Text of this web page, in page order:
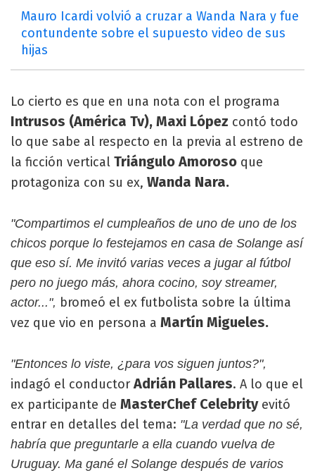
Mauro Icardi volvió a cruzar a Wanda Nara y fue
contundente sobre el supuesto video de sus
hijas
Lo cierto es que en una nota con el programa
Intrusos (América Tv), Maxi López contó todo
lo que sabe al respecto en la previa al estreno de
la ficción vertical Triángulo Amoroso que
protagoniza con su ex, Wanda Nara.
"Compartimos el cumpleaños de uno de uno de los
chicos porque lo festejamos en casa de Solange así
que eso sí. Me invitó varias veces a jugar al fútbol
pero no juego más, ahora cocino, soy streamer,
actor...", bromeó el ex futbolista sobre la última
vez que vio en persona a Martín Migueles.
"Entonces lo viste, ¿para vos siguen juntos?",
indagó el conductorAdrián Pallares. A lo que el
ex participante de MasterChef Celebrityevitó
entrar en detalles del tema: "La verdad que no sé,
habría que preguntarle a ella cuando vuelva de
Uruguay. Ma gané el Solange después de varios